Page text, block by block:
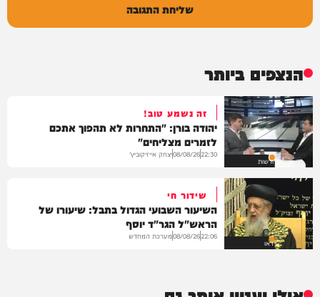
שליחת התגובה
הנצפים ביותר
חדשות
זה נשמע טוב!
יהודה בורן: "התחרות לא תהפוך אתכם
לזמרים מצליחים"
22:30
08/08/26יצחק אייזיקוביץ'
וידאו
שידור חי
השיעור השבועי הגדול בתבל: שיעורו של
הראש"ל הגר"ד יוסף
22:06
08/08/26מערכת המחדש